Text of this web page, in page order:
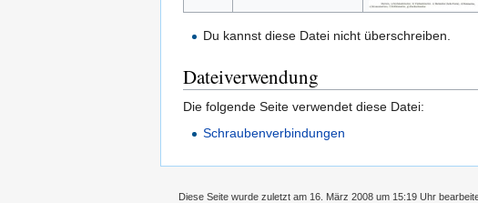
Du kannst diese Datei nicht überschreiben.
Dateiverwendung
Die folgende Seite verwendet diese Datei:
Schraubenverbindungen
Diese Seite wurde zuletzt am 16. März 2008 um 15:19 Uhr